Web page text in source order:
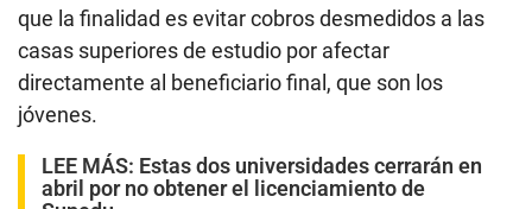
que la finalidad es evitar cobros desmedidos a las
casas superiores de estudio por afectar
directamente al beneficiario final, que son los
jóvenes.
LEE MÁS: Estas dos universidades cerrarán en
abril por no obtener el licenciamiento de